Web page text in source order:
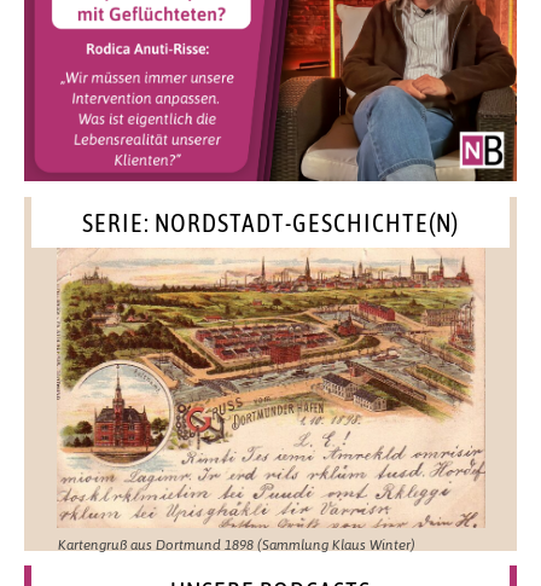
SERIE: NORDSTADT-GESCHICHTE(N)
Kartengruß aus Dortmund 1898 (Sammlung Klaus Winter)